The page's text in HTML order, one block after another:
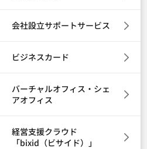
会社設立サポートサービス
ビジネスカード
バーチャルオフィス・シェ
アオフィス
経営支援クラウド
「bixid（ビサイド）」